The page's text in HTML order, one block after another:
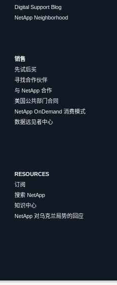
Digital Support Blog
NetApp Neighborhood
销售
先试后买
寻找合作伙伴
与 NetApp 合作
美国公共部门合同
NetApp OnDemand 消费模式
数据远见者中心
RESOURCES
订阅
搜索 NetApp
知识中心
NetApp 对乌克兰局势的回应